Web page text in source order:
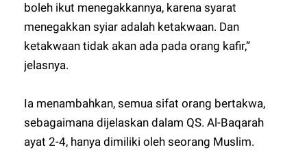
boleh ikut menegakkannya, karena syarat
menegakkan syiar adalah ketakwaan. Dan
ketakwaan tidak akan ada pada orang kafir,”
jelasnya.
Ia menambahkan, semua sifat orang bertakwa,
sebagaimana dijelaskan dalam QS. Al-Baqarah
ayat 2-4, hanya dimiliki oleh seorang Muslim.